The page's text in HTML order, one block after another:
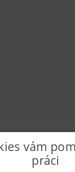
| Nabídka
a kontakt na
vám
práci